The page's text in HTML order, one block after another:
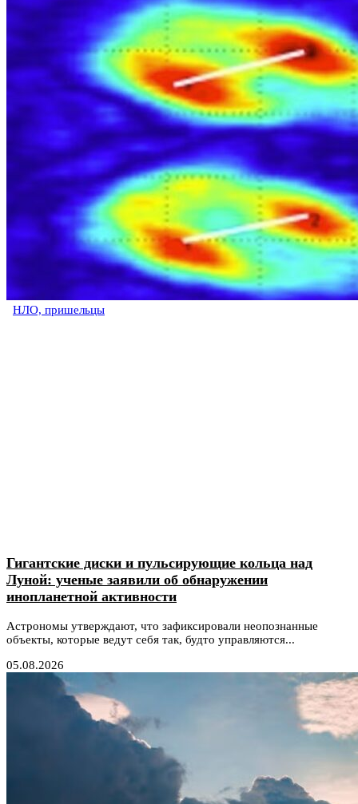
НЛО, пришельцы
Гигантские диски и пульсирующие кольца над
Луной: ученые заявили об обнаружении
инопланетной активности
Астрономы утверждают, что зафиксировали неопознанные
объекты, которые ведут себя так, будто управляются...
05.08.2026